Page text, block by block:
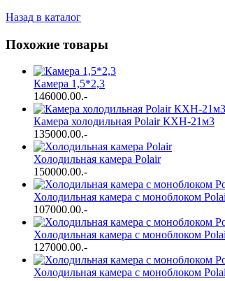
Назад в каталог
Похожие товары
Камера 1,5*2,3
146000.00.-
Камера холодильная Polair КХН-21м3
135000.00.-
Холодильная камера Polair
150000.00.-
Холодильная камера с моноблоком
107000.00.-
Холодильная камера с моноблоком
127000.00.-
Холодильная камера с моноблоком